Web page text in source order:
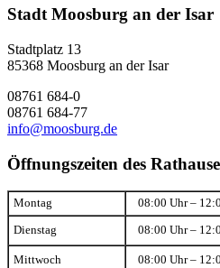
Stadt Moosburg an der Isar
Stadtplatz 13
85368 Moosburg an der Isar
08761 684-0
08761 684-77
info@moosburg.de
Öffnungszeiten des
Montag 08:00 Uhr –
Dienstag 08:00 Uhr –
Mittwoch 08:00 Uhr –